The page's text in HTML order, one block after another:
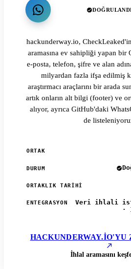
hackunderway.io,
aramasına ev sahipliği yapan
e-posta, telefon, şifre ve alan
milyardan fazla ifşa edilmiş
araştırmacı araçlarını bir arada
artık onların alt bilgi (footer) ve
alıyor, ayrıca GitHub'daki
de
ORTAK
DURUM
ORTAKLIK TARIHI
ENTEGRASYON
Veri ihlali
·
HACKUNDERWAY.IO'YU
İhlal aramasını